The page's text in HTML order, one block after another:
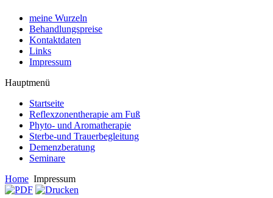
meine Wurzeln
Behandlungspreise
Kontaktdaten
Links
Impressum
Hauptmenü
Startseite
Reflexzonentherapie am Fuß
Phyto- und Aromatherapie
Sterbe-und Trauerbegleitung
Demenzberatung
Seminare
Home Impressum